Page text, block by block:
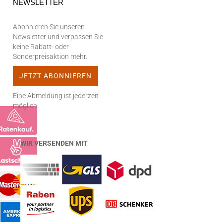
NEWSLETTER
Abonnieren Sie unseren
Newsletter und verpassen Sie
keine Rabatt- oder
Sonderpreisaktion mehr.
Eine Abmeldung ist jederzeit
möglich.
WIR VERSENDEN MIT